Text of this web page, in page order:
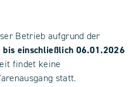
Betrieb aufgrund der
einschließlich 06.01.2026
findet keine
statt.